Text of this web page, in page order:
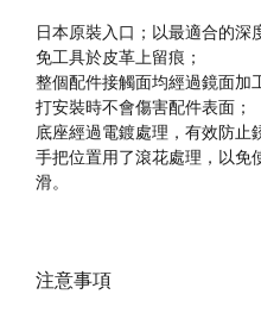
日本原裝入口；以最適合的深
免工具於皮革上留痕；
整個配件接觸面均經過鏡面加
打安裝時不會傷害配件表面；
底座經過電鍍處理，有效防止
手把位置用了滾花處理，以免
滑。
注意事項